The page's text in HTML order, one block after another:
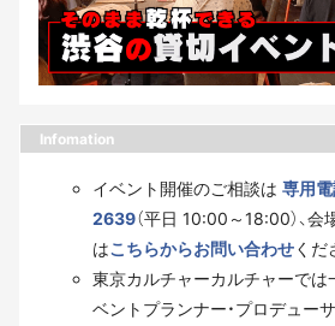
Infomation
イベント開催のご相談は 専用
2639（平日 10:00～18:00）、
はこちらからお問い合わせくだ
東京カルチャーカルチャーでは
ベントプランナー・プロデュー